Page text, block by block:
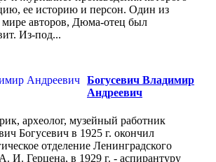
ее историю и персон. Один из
авторов, Дюма-отец был
Из-под...
Богусевич Владимир
Андреевич
археолог, музейный работник
Богусевич в 1925 г. окончил
отделение Ленинградского
И. Герцена, в 1929 г. - аспирантуру